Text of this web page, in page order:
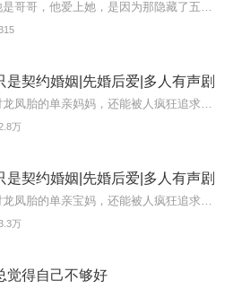
是契约婚姻|先婚后爱|多人有声剧
万
是契约婚姻|先婚后爱|多人有声剧
万
觉得自己不够好